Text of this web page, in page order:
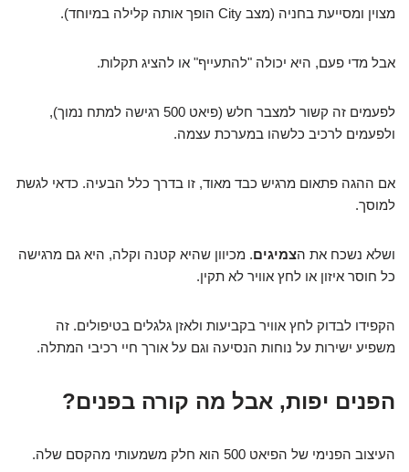
מצוין ומסייעת בחניה (מצב City הופך אותה קלילה במיוחד).
אבל מדי פעם, היא יכולה "להתעייף" או להציג תקלות.
לפעמים זה קשור למצבר חלש (פיאט 500 רגישה למתח נמוך),
ולפעמים לרכיב כלשהו במערכת עצמה.
אם ההגה פתאום מרגיש כבד מאוד, זו בדרך כלל הבעיה. כדאי לגשת
למוסך.
ושלא נשכח את הצמיגים. מכיוון שהיא קטנה וקלה, היא גם מרגישה
כל חוסר איזון או לחץ אוויר לא תקין.
הקפידו לבדוק לחץ אוויר בקביעות ולאזן גלגלים בטיפולים. זה
משפיע ישירות על נוחות הנסיעה וגם על אורך חיי רכיבי המתלה.
הפנים יפות, אבל מה קורה בפנים?
העיצוב הפנימי של הפיאט 500 הוא חלק משמעותי מהקסם שלה.